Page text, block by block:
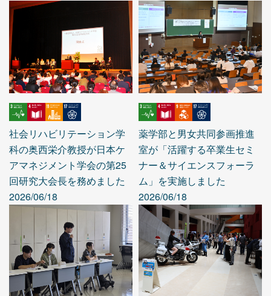
社会リハビリテーション学
科の奥西栄介教授が日本ケ
アマネジメント学会の第25
回研究大会長を務めました
2026/06/18
薬学部と男女共同参画推進
室が「活躍する卒業生セミ
ナー＆サイエンスフォーラ
ム」を実施しました
2026/06/18